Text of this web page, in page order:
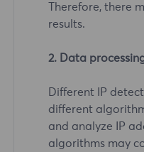
Therefore, there
results.
2. Data
Different IP
different
and analyze IP
algorithms may